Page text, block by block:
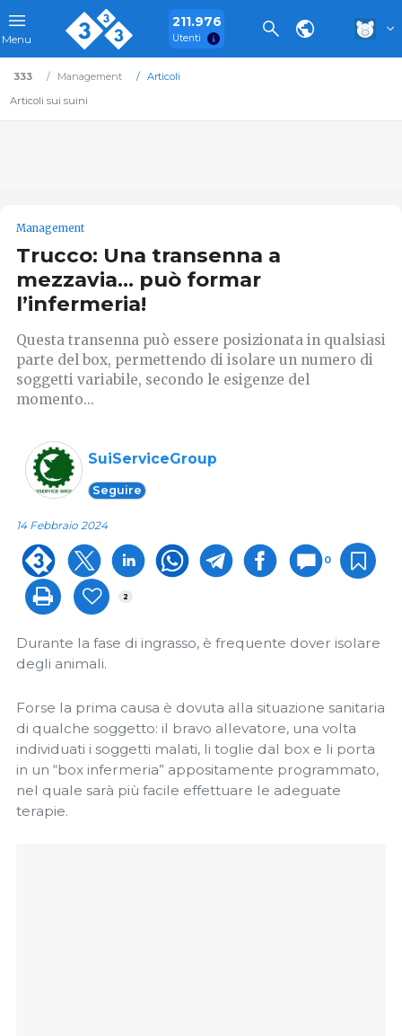
Menu
211.976
Utenti
333 Management
Articoli
Articoli sui suini
Management
Trucco: Una transenna a
mezzavia… può formar
l’infermeria!
Questa transenna può essere posizionata in qualsiasi
parte del box, permettendo di isolare un numero di
soggetti variabile, secondo le esigenze del
momento...
SuiServiceGroup
Seguire
14 Febbraio 2024
0
2
Durante la fase di ingrasso, è frequente dover isolare
degli animali.
Forse la prima causa è dovuta alla situazione sanitaria
di qualche soggetto: il bravo allevatore, una volta
individuati i soggetti malati, li toglie dal box e li porta
in un “box infermeria” appositamente programmato,
nel quale sarà più facile effettuare le adeguate
terapie.